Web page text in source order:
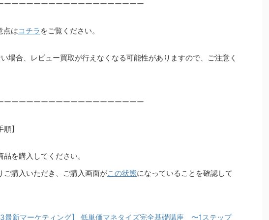
ーーーーーーーーーーーーーーーーーーー
点はコチラ をご覧ください。
場合、レビュー買取が行えなくなる可能性がありますので、ご注意く
ーーーーーーーーーーーーーーーーーーー
】
を購入してください。
ご購入いただき、ご購入画面がこの状態になっていることを確認して
最新マーケティング】 低単価マネタイズ完全基礎講座 〜1ステップ